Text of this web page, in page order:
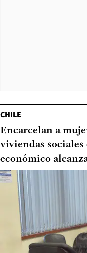
CHILE
Encarcelan a
viviendas
económico